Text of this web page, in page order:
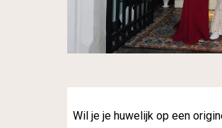
Wil je je huwelijk op een